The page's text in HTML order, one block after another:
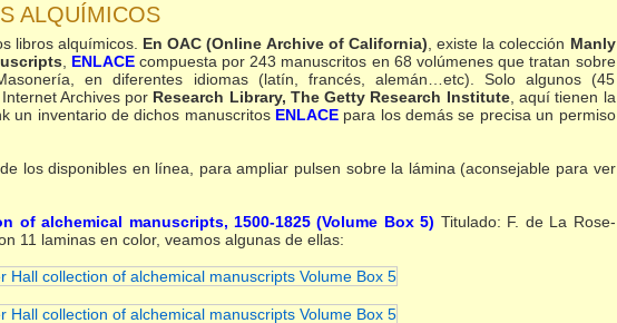
ALQUÍMICOS
libros alquímicos. En OAC (Online Archive of California) , existe la colección Manly
ENLACEcompuesta por 243 manuscritos en 68 volúmenes que tratan sobre
en diferentes idiomas (latín, francés, alemán…etc). Solo algunos (45
Archives por Research Library, The Getty Research Institute, aquí tienen la
un inventario de dichos manuscritos ENLACEpara los demás se precisa un permiso
los disponibles en línea, para ampliar pulsen sobre la lámina (aconsejable para ver
of alchemical manuscripts, 1500-1825 (Volume Box 5) Titulado: F. de La Rose-
11 laminas en color, veamos algunas de ellas: